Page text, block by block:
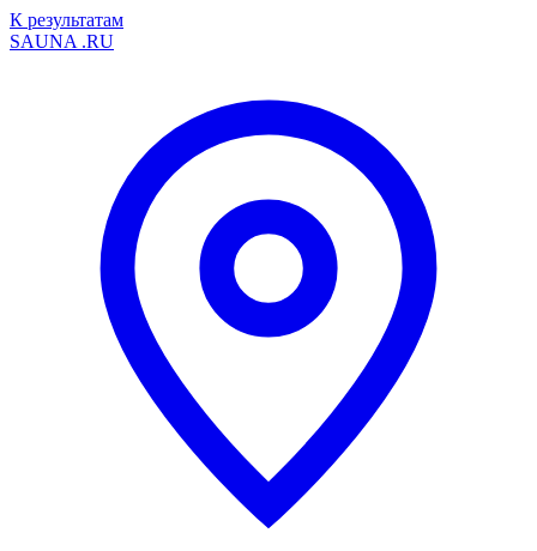
К результатам
SAUNA .RU